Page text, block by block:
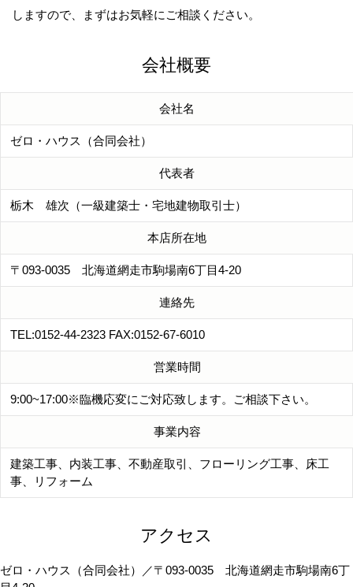
しますので、まずはお気軽にご相談ください。
会社概要
会社名
ゼロ・ハウス（合同会社）
代表者
栃木 雄次（一級建築士・宅地建物取引士）
本店所在地
〒093-0035 北海道網走市駒場南6丁目4-20
連絡先
TEL:0152-44-2323 FAX:0152-67-6010
営業時間
9:00~17:00※臨機応変にご対応致します。ご相談下さい。
事業内容
建築工事、内装工事、不動産取引、フローリング工事、床工
事、リフォーム
アクセス
ゼロ・ハウス（合同会社）／〒093-0035 北海道網走市駒場南6丁